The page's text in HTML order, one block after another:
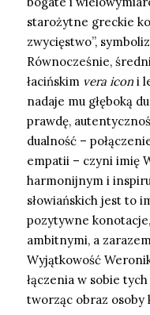
starożytne greckie
zwycięstwo”,
Równocześnie,
łacińskim vera icon i
nadaje mu głęboką
prawdę,
dualność –
empatii – czyni imię
harmonijnym i
słowiańskich jest to
pozytywne
ambitnymi, a
Wyjątkowość
łączenia w sobie
tworząc obraz osoby